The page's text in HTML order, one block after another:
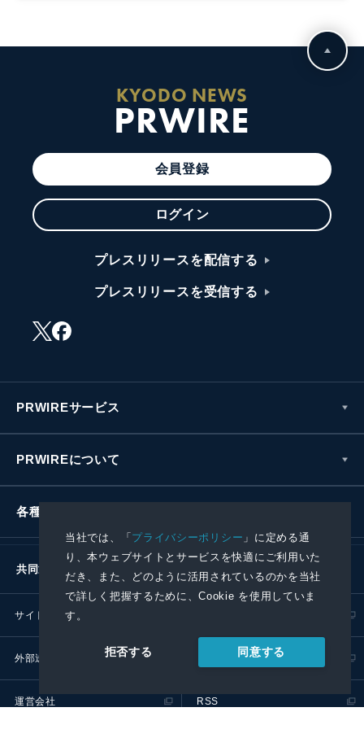
当社では、「プライバシーポリシー 」に定める通
り、本ウェブサイトとサービスを快適にご利用いた
だき、また、どのように活用されているのかを当社
で詳しく把握するために、Cookie を使用していま
す。
拒否する 同意する
KYODO NEWS
PRWIRE
会員登録
ログイン
プレスリリースを配信する
プレスリリースを受信する
PRWIREサービス
PRWIREについて
各種お問い合わせ
共同通信社グループ
サイトポリシー
外部送信ポリシー プレスリリース取扱基準
運営会社 RSS